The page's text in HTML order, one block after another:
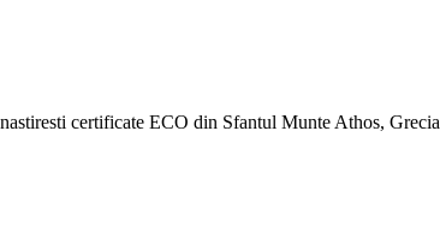
certificate ECO din Sfantul Munte Athos, Grecia